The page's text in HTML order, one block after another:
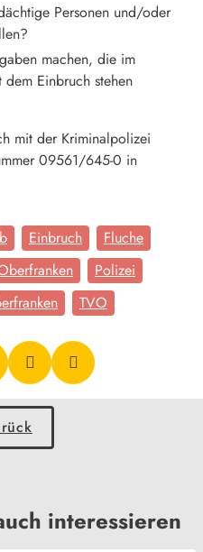
Personen und/oder
machen, die im
dem Einbruch stehen
mit der Kriminalpolizei
09561/645-0 in
Einbruch
Fluche
Polizei
TVO
interessieren